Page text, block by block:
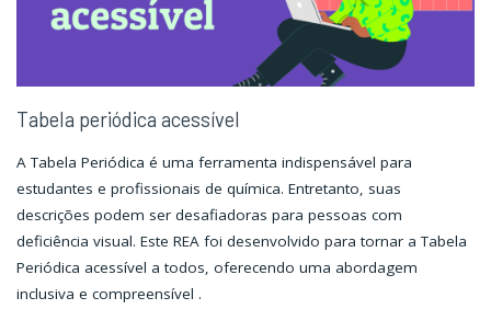
Tabela periódica acessível
A Tabela Periódica é uma ferramenta indispensável para
estudantes e profissionais de química. Entretanto, suas
descrições podem ser desafiadoras para pessoas com
deficiência visual. Este REA foi desenvolvido para tornar a Tabela
Periódica acessível a todos, oferecendo uma abordagem
inclusiva e compreensível .